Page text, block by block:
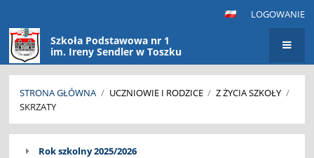
LOGOWANIE
Szkoła Podstawowa nr 1
im. Ireny Sendler w Toszku
STRONA GŁÓWNA / UCZNIOWIE I RODZICE / Z ŻYCIA SZKOŁY /
SKRZATY
SKRZATYRok szkolny 2025/2026